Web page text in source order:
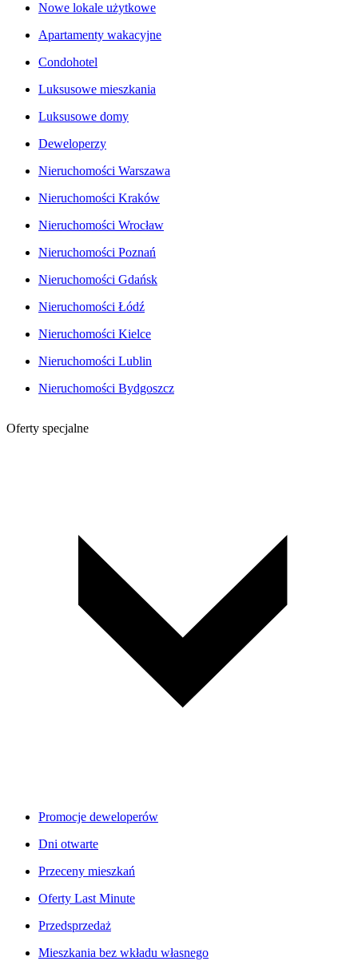
Nowe lokale użytkowe
Apartamenty wakacyjne
Condohotel
Luksusowe mieszkania
Luksusowe domy
Deweloperzy
Nieruchomości Warszawa
Nieruchomości Kraków
Nieruchomości Wrocław
Nieruchomości Poznań
Nieruchomości Gdańsk
Nieruchomości Łódź
Nieruchomości Kielce
Nieruchomości Lublin
Nieruchomości Bydgoszcz
Oferty specjalne
Promocje deweloperów
Dni otwarte
Przeceny mieszkań
Oferty Last Minute
Przedsprzedaż
Mieszkania bez wkładu własnego